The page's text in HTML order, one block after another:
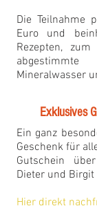
Die Teilnahme
Euro und
Rezepten,
Mineralwasser
Exklusives
Ein ganz
Geschenk für
Gutschein
Dieter und Birgit
Hier direkt